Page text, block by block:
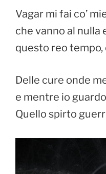
Vagar mi fai co’
che vanno al
questo reo tempo,
Delle cure onde
e mentre io
Quello spirto